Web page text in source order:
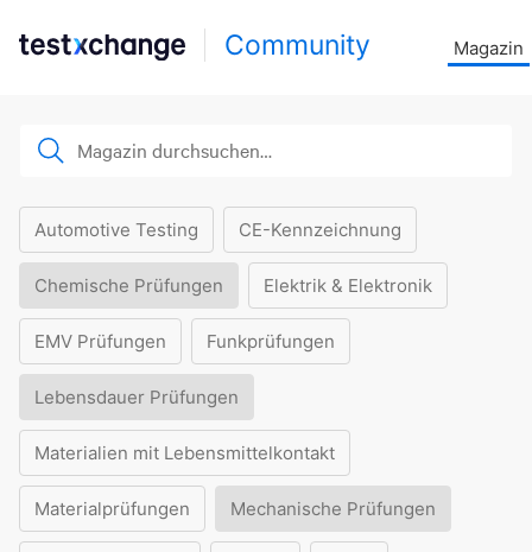
Community Magazin
Automotive Testing CE-Kennzeichnung
Chemische Prüfungen Elektrik & Elektronik
EMV Prüfungen Funkprüfungen
Lebensdauer Prüfungen
Materialien mit Lebensmittelkontakt
Materialprüfungen Mechanische Prüfungen